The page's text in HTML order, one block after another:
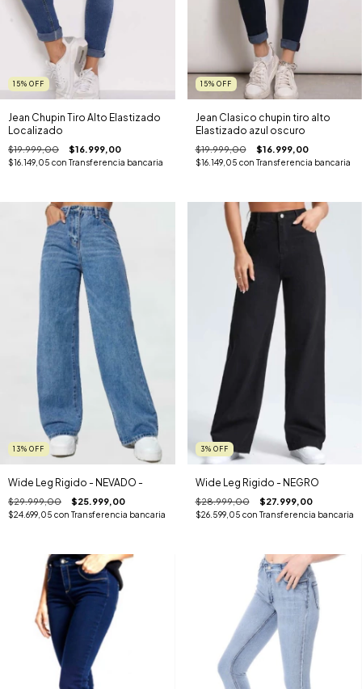
15% OFF
Jean Chupin Tiro Alto Elastizado
Localizado
$19.999,00 $16.999,00
$16.149,05 con Transferencia bancaria
15% OFF
Jean Clasico chupin tiro alto
Elastizado azul oscuro
$19.999,00 $16.999,00
$16.149,05 con Transferencia bancaria
13% OFF
Wide Leg Rigido - NEVADO -
$29.999,00 $25.999,00
$24.699,05 con Transferencia bancaria
3% OFF
Wide Leg Rigido - NEGRO
$28.999,00 $27.999,00
$26.599,05 con Transferencia bancaria